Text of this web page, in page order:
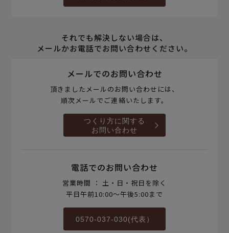
それでも解決しない場合は、
メールかお電話でお問い合わせください。
メールでのお問い合わせ
頂きましたメールのお問い合わせには、
順次メールでご連絡いたします。
つくり方に関する
お問い合わせ
電話でのお問い合わせ
営業時間 ： 土・日・祝日を除く
平日午前10:00～午後5:00まで
0570-037-030(代表）